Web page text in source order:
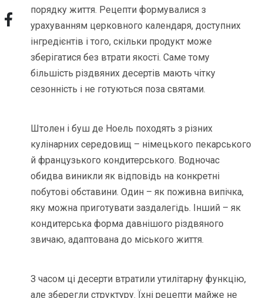
порядку життя. Рецепти формувалися з
урахуванням церковного календаря, доступних
інгредієнтів і того, скільки продукт може
зберігатися без втрати якості. Саме тому
більшість різдвяних десертів мають чітку
сезонність і не готуються поза святами.
Штолен і буш де Ноель походять з різних
кулінарних середовищ – німецького пекарського
й французького кондитерського. Водночас
обидва виникли як відповідь на конкретні
побутові обставини. Один – як поживна випічка,
яку можна приготувати заздалегідь. Інший – як
кондитерська форма давнішого різдвяного
звичаю, адаптована до міського життя.
З часом ці десерти втратили утилітарну функцію,
але зберегли структуру. Їхні рецепти майже не